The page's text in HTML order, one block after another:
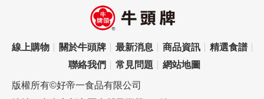
線上購物 關於牛頭牌 最新消息 商品資訊
精選食譜
聯絡我們
常見問題 網站地圖
版權所有©好帝一食品有限公司